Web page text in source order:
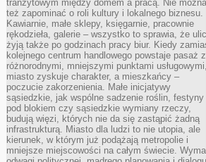
tranzytowym między domem a pracą. Nie można
też zapominać o roli kultury i lokalnego biznesu.
Kawiarnie, małe sklepy, księgarnie, pracownie
rękodzieła, galerie – wszystko to sprawia, że
żyją także po godzinach pracy biur. Kiedy
kolejnego centrum handlowego powstaje pasaż z
różnorodnymi, mniejszymi punktami usługowymi,
miasto zyskuje charakter, a mieszkańcy –
poczucie zakorzenienia. Małe inicjatywy
sąsiedzkie, jak wspólne sadzenie roślin, festyny
pod blokiem czy sąsiedzkie wymiany rzeczy,
budują więzi, których nie da się zastąpić żadną
infrastrukturą. Miasto dla ludzi to nie utopia, ale
kierunek, w którym już podążają metropolie i
mniejsze miejscowości na całym świecie.